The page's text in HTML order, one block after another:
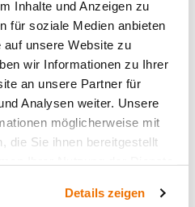
Inhalte und Anzeigen zu
für soziale Medien anbieten
unsere Website zu
wir Informationen zu Ihrer
an unsere Partner für
Analysen weiter. Unsere
möglicherweise mit
die Sie ihnen bereitgestellt
Details zeigen